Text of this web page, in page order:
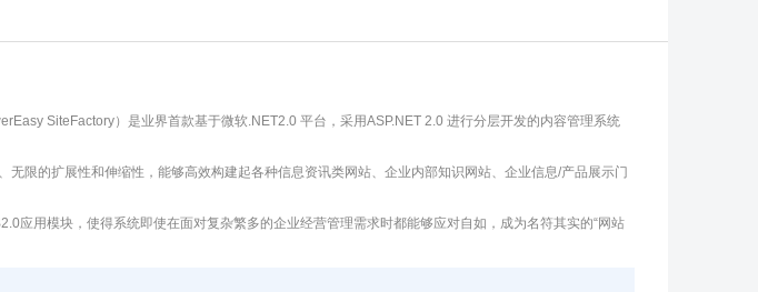
SiteFactory）是业界首款基于微软.NET2.0 平台，采用ASP.NET 2.0 进行分层开发的内容管理系统
无限的扩展性和伸缩性，能够高效构建起各种信息资讯类网站、企业内部知识网站、企业信息/产品展示门
应用模块，使得系统即使在面对复杂繁多的企业经营管理需求时都能够应对自如，成为名符其实的“网站